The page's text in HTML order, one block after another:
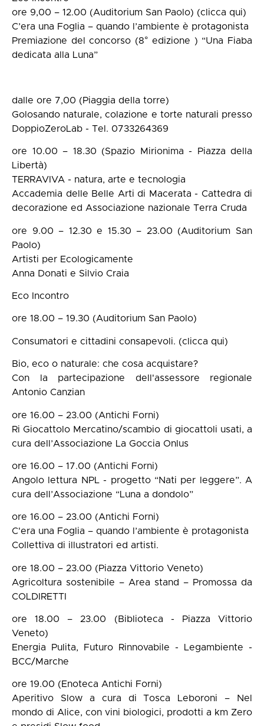
ore 9,00 – 12.00 (Auditorium San Paolo) (clicca qui)
C’era una Foglia – quando l’ambiente è protagonista
Premiazione del concorso (8° edizione ) “Una Fiaba
dedicata alla Luna”
dalle ore 7,00 (Piaggia della torre)
Golosando naturale, colazione e torte naturali presso
DoppioZeroLab - Tel. 0733264369
ore 10.00 – 18.30 (Spazio Mirionima - Piazza della
Libertà)
TERRAVIVA - natura, arte e tecnologia
Accademia delle Belle Arti di Macerata - Cattedra di
decorazione ed Associazione nazionale Terra Cruda
ore 9.00 – 12.30 e 15.30 – 23.00 (Auditorium San
Paolo)
Artisti per Ecologicamente
Anna Donati e Silvio Craia
Eco Incontro
ore 18.00 – 19.30 (Auditorium San Paolo)
Consumatori e cittadini consapevoli. (clicca qui)
Bio, eco o naturale: che cosa acquistare?
Con la partecipazione dell'assessore regionale
Antonio Canzian
ore 16.00 – 23.00 (Antichi Forni)
Ri Giocattolo Mercatino/scambio di giocattoli usati, a
cura dell’Associazione La Goccia Onlus
ore 16.00 – 17.00 (Antichi Forni)
Angolo lettura NPL - progetto “Nati per leggere”. A
cura dell’Associazione “Luna a dondolo”
ore 16.00 – 23.00 (Antichi Forni)
C'era una Foglia – quando l’ambiente è protagonista
Collettiva di illustratori ed artisti.
ore 18.00 – 23.00 (Piazza Vittorio Veneto)
Agricoltura sostenibile – Area stand – Promossa da
COLDIRETTI
ore 18.00 – 23.00 (Biblioteca - Piazza Vittorio
Veneto)
Energia Pulita, Futuro Rinnovabile - Legambiente -
BCC/Marche
ore 19.00 (Enoteca Antichi Forni)
Aperitivo Slow a cura di Tosca Leboroni – Nel
mondo di Alice, con vini biologici, prodotti a km Zero